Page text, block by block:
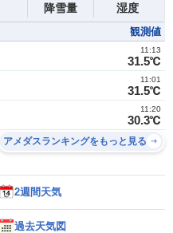
降雪量 湿度
観測値
31.5℃
11:13
31.5℃
11:01
30.3℃
11:20
アメダスランキングをもっと見る
2週間天気
過去天気図